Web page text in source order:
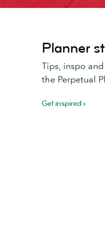
Planner
Tips, inspo
the Perpetual
Get inspired